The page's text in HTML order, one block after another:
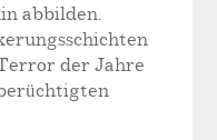
abbilden.
der Jahre